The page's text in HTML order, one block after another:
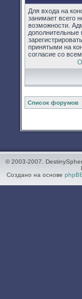
Для входа на
занимает всего
возможности.
дополнительные
принятыми на
согласие со
Список форумов
© 2003-2007.
Создано на основе